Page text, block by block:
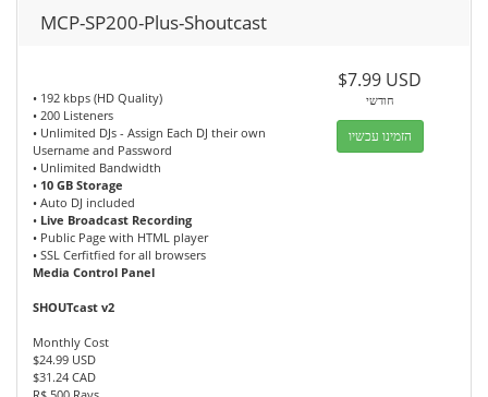
MCP-SP200-Plus-Shoutcast
• 192 kbps (HD Quality)
• 200 Listeners
• Unlimited DJs - Assign Each DJ their own
Username and Password
• Unlimited Bandwidth
• 10 GB Storage
• Auto DJ included
• Live Broadcast Recording
• Public Page with HTML player
• SSL Cerfitfied for all browsers
Media Control Panel
SHOUTcast v2
Monthly Cost
$24.99 USD
$31.24 CAD
$7.99 USD
חודשי
הזמינו עכשיו